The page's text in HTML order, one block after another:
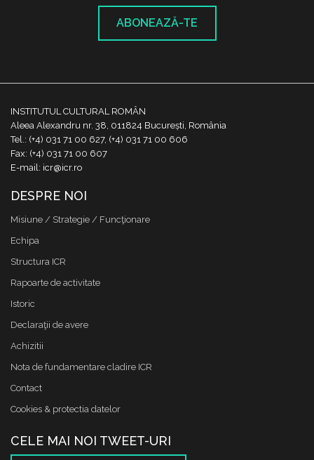
ABONEAZĂ-TE
INSTITUTUL CULTURAL ROMÂN
Aleea Alexandru nr. 38, 011824 București, România
Tel.: (+4) 031 71 00 627, (+4) 031 71 00 606
Fax: (+4) 031 71 00 607
E-mail: icr@icr.ro
DESPRE NOI
Misiune / Strategie / Funcţionare
Echipa
Structura ICR
Rapoarte de activitate
Istoric
Declaraţii de avere
Achizitii
Nota de fundamentare cladire ICR
Contact
Cookies & protectia datelor
CELE MAI NOI TWEET-URI